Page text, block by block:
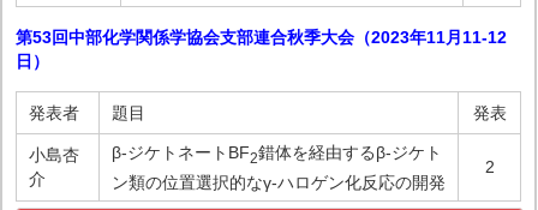
第53回中部化学関係学協会支部連合秋季大会（2023年11月11-12
日）
発表者 題目 発表
⼩島杏
介
β-ジケトネートBF2錯体を経由するβ-ジケト
ン類の位置選択的なγ-ハロゲン化反応の開発
2